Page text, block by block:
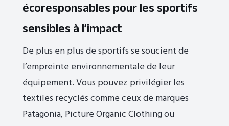
écoresponsables pour les sportifs
sensibles à l’impact
De plus en plus de sportifs se soucient de
l’empreinte environnementale de leur
équipement. Vous pouvez privilégier les
textiles recyclés comme ceux de marques
Patagonia, Picture Organic Clothing ou